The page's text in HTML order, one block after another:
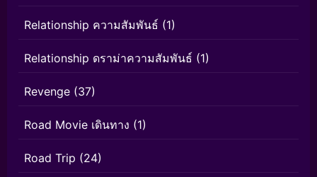
Relationship ความสัมพันธ์ (1)
Relationship ดราม่าความสัมพันธ์ (1)
Revenge (37)
Road Movie เดินทาง (1)
Road Trip (24)